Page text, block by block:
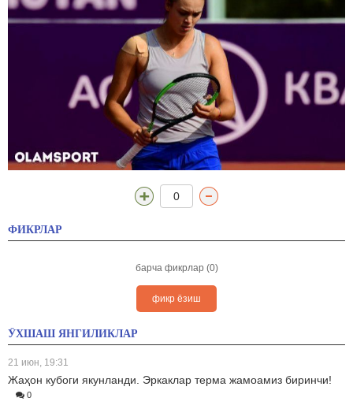
0
ФИКРЛАР
барча фикрлар (0)
фикр ёзиш
ЎХШАШ ЯНГИЛИКЛАР
21 июн, 19:31
Жаҳон кубоги якунланди. Эркаклар терма жамоамиз биринчи!
0